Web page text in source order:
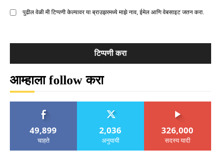
पुढील वेळी मी टिप्पणी केल्यावर या ब्राउझरमध्ये माझे नाव, ईमेल आणि वेबसाइट जतन करा.
आम्हाला follow करा
49,899
चाहते
2,036
अनुयायी
326,000
सदस्य यादी